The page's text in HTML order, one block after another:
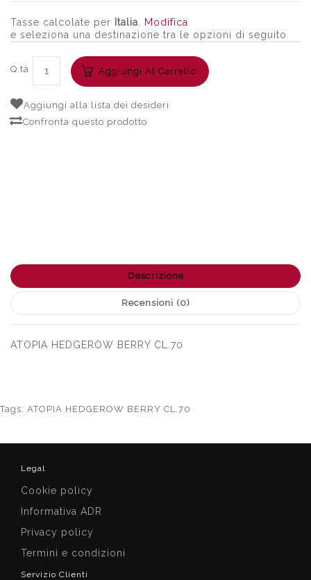
Tasse calcolate per Italia
Modifica
e seleziona una destinazione tra le opzioni di seguito
Q.tà Aggiungi Al Carrello
Aggiungi alla lista dei desideri
Confronta questo prodotto
Descrizione
Recensioni (0)
ATOPIA HEDGEROW BERRY CL.70
Tags: ATOPIA HEDGEROW BERRY CL.70
Legal
Cookie policy
Informativa ADR
Privacy policy
Termini e condizioni
Servizio Clienti